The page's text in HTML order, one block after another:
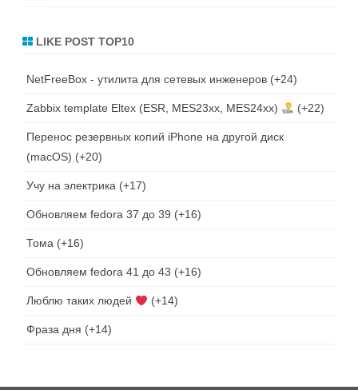
LIKE POST TOP10
NetFreeBox - утилита для сетевых инженеров +24
Zabbix template Eltex (ESR, MES23xx, MES24xx) +22
Перенос резервных копий iPhone на другой диск
(macOS)
+20
Учу на электрика +17
Обновляем fedora 37 до 39 +16
Тома +16
Обновляем fedora 41 до 43 +16
Люблю таких людей +14
Фраза дня +14